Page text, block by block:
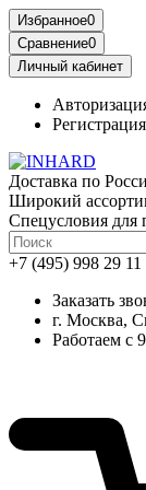
Избранное0
Сравнение0
Личный кабинет
Регистрация
Доставка по
Широкий
Спецусловия для
+7 (495) 998 29 11
Заказать
г. Москва,
Работаем с